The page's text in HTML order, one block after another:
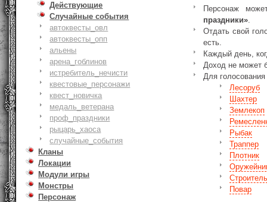
Действующие
Случайные события
автоквесты_овл
автоквесты_опп
альены
арена_гоблинов
истребитель_нечисти
квестовые_персонажи
квест_новичка
медаль_ветерана
проф_праздники
рыцарь_хаоса
случайные_события
Кланы
Локации
Модули игры
Монстры
Персонаж
Персонаж
праздники».
Отдать свой
есть.
Каждый день,
Доход не может
Для
Лесоруб
Шахтер
Землекоп
Рыбак
Траппер
Плотник
Повар